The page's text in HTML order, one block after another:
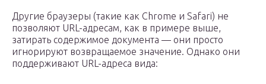
Другие браузеры (такие как Chrome и Safari) не
позволяют URL-адресам, как в примере выше,
затирать содержимое документа — они просто
игнорируют возвращаемое значение. Однако они
поддерживают URL-адреса вида: